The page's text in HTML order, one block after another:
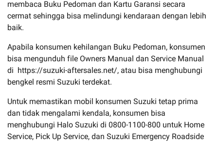
membaca Buku Pedoman dan Kartu Garansi secara
cermat sehingga bisa melindungi kendaraan dengan lebih
baik.
Apabila konsumen kehilangan Buku Pedoman, konsumen
bisa mengunduh file Owners Manual dan Service Manual
di https://suzuki-aftersales.net/, atau bisa menghubungi
bengkel resmi Suzuki terdekat.
Untuk memastikan mobil konsumen Suzuki tetap prima
dan tidak mengalami kendala, konsumen bisa
menghubungi Halo Suzuki di 0800-1100-800 untuk Home
Service, Pick Up Service, dan Suzuki Emergency Roadside